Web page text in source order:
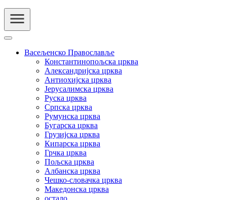
Васељенско Православље
Константинопољска црква
Александријска црква
Антиохијска црква
Јерусалимска црква
Руска црква
Српска црква
Румунска црква
Бугарска црква
Грузијска црква
Кипарска црква
Грчка црква
Пољска црква
Албанска црква
Чешко-словачка црква
Македонска црква
остало